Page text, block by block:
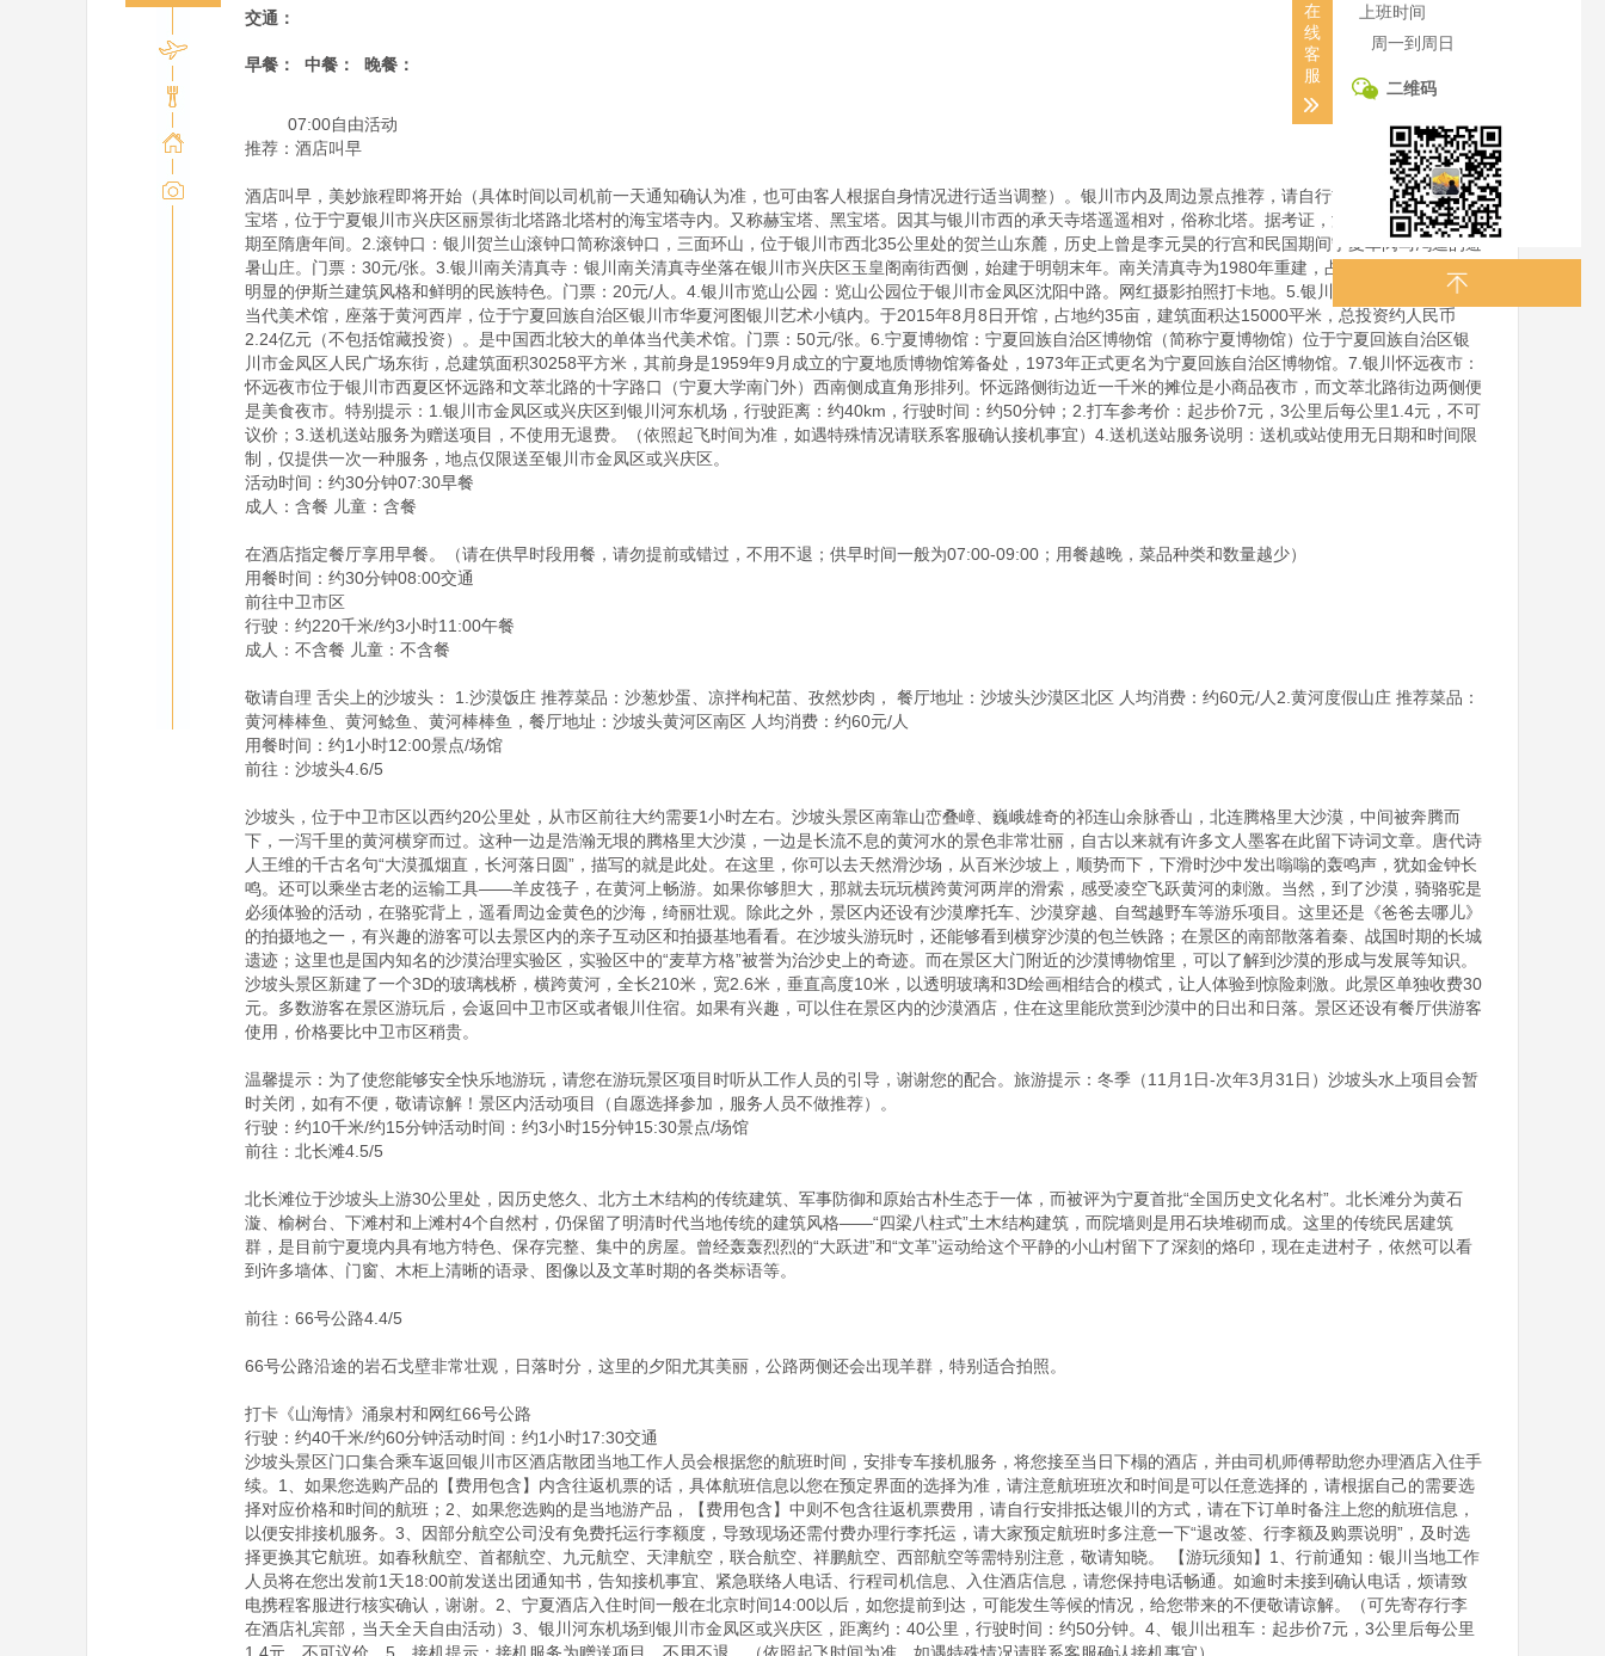
交通：
早餐： 中餐： 晚餐：
推荐：酒店叫早
酒店叫早，美妙旅程即将开始（具体时间以司机前一天通知确认为准，也可由客人根据自身情况进行适当调整）。银川市内及周边景点推荐，请自行前往：1.海宝塔：海
宝塔，位于宁夏银川市兴庆区丽景街北塔路北塔村的海宝塔寺内。又称赫宝塔、黑宝塔。因其与银川市西的承天寺塔遥遥相对，俗称北塔。据考证，海宝塔始建于北朝晚
期至隋唐年间。2.滚钟口：银川贺兰山滚钟口简称滚钟口，三面环山，位于银川市西北35公里处的贺兰山东麓，历史上曾是李元昊的行宫和民国期间宁夏军阀马鸿逵的避
暑山庄。门票：30元/张。3.银川南关清真寺：银川南关清真寺坐落在银川市兴庆区玉皇阁南街西侧，始建于明朝末年。南关清真寺为1980年重建，占2074平方米，具有
明显的伊斯兰建筑风格和鲜明的民族特色。门票：20元/人。4.银川市览山公园：览山公园位于银川市金凤区沈阳中路。网红摄影拍照打卡地。5.银川当代艺术馆：银川
当代美术馆，座落于黄河西岸，位于宁夏回族自治区银川市华夏河图银川艺术小镇内。于2015年8月8日开馆，占地约35亩，建筑面积达15000平米，总投资约人民币
2.24亿元（不包括馆藏投资）。是中国西北较大的单体当代美术馆。门票：50元/张。6.宁夏博物馆：宁夏回族自治区博物馆（简称宁夏博物馆）位于宁夏回族自治区银
川市金凤区人民广场东街，总建筑面积30258平方米，其前身是1959年9月成立的宁夏地质博物馆筹备处，1973年正式更名为宁夏回族自治区博物馆。7.银川怀远夜市：
怀远夜市位于银川市西夏区怀远路和文萃北路的十字路口（宁夏大学南门外）西南侧成直角形排列。怀远路侧街边近一千米的摊位是小商品夜市，而文萃北路街边两侧便
是美食夜市。特别提示：1.银川市金凤区或兴庆区到银川河东机场，行驶距离：约40km，行驶时间：约50分钟；2.打车参考价：起步价7元，3公里后每公里1.4元，不可
议价；3.送机送站服务为赠送项目，不使用无退费。（依照起飞时间为准，如遇特殊情况请联系客服确认接机事宜）4.送机送站服务说明：送机或站使用无日期和时间限
制，仅提供一次一种服务，地点仅限送至银川市金凤区或兴庆区。
活动时间：约30分钟07:30早餐
成人：含餐 儿童：含餐
在酒店指定餐厅享用早餐。（请在供早时段用餐，请勿提前或错过，不用不退；供早时间一般为07:00-09:00；用餐越晚，菜品种类和数量越少）
用餐时间：约30分钟08:00交通
前往中卫市区
行驶：约220千米/约3小时11:00午餐
成人：不含餐 儿童：不含餐
敬请自理 舌尖上的沙坡头： 1.沙漠饭庄 推荐菜品：沙葱炒蛋、凉拌枸杞苗、孜然炒肉， 餐厅地址：沙坡头沙漠区北区 人均消费：约60元/人2.黄河度假山庄 推荐菜品：
黄河棒棒鱼、黄河鲶鱼、黄河棒棒鱼，餐厅地址：沙坡头黄河区南区 人均消费：约60元/人
用餐时间：约1小时12:00景点/场馆
前往：沙坡头4.6/5
沙坡头，位于中卫市区以西约20公里处，从市区前往大约需要1小时左右。沙坡头景区南靠山峦叠嶂、巍峨雄奇的祁连山余脉香山，北连腾格里大沙漠，中间被奔腾而
下，一泻千里的黄河横穿而过。这种一边是浩瀚无垠的腾格里大沙漠，一边是长流不息的黄河水的景色非常壮丽，自古以来就有许多文人墨客在此留下诗词文章。唐代诗
人王维的千古名句“大漠孤烟直，长河落日圆”，描写的就是此处。在这里，你可以去天然滑沙场，从百米沙坡上，顺势而下，下滑时沙中发出嗡嗡的轰鸣声，犹如金钟长
鸣。还可以乘坐古老的运输工具——羊皮筏子，在黄河上畅游。如果你够胆大，那就去玩玩横跨黄河两岸的滑索，感受凌空飞跃黄河的刺激。当然，到了沙漠，骑骆驼是
必须体验的活动，在骆驼背上，遥看周边金黄色的沙海，绮丽壮观。除此之外，景区内还设有沙漠摩托车、沙漠穿越、自驾越野车等游乐项目。这里还是《爸爸去哪儿》
的拍摄地之一，有兴趣的游客可以去景区内的亲子互动区和拍摄基地看看。在沙坡头游玩时，还能够看到横穿沙漠的包兰铁路；在景区的南部散落着秦、战国时期的长城
遗迹；这里也是国内知名的沙漠治理实验区，实验区中的“麦草方格”被誉为治沙史上的奇迹。而在景区大门附近的沙漠博物馆里，可以了解到沙漠的形成与发展等知识。
沙坡头景区新建了一个3D的玻璃栈桥，横跨黄河，全长210米，宽2.6米，垂直高度10米，以透明玻璃和3D绘画相结合的模式，让人体验到惊险刺激。此景区单独收费30
元。多数游客在景区游玩后，会返回中卫市区或者银川住宿。如果有兴趣，可以住在景区内的沙漠酒店，住在这里能欣赏到沙漠中的日出和日落。景区还设有餐厅供游客
使用，价格要比中卫市区稍贵。
温馨提示：为了使您能够安全快乐地游玩，请您在游玩景区项目时听从工作人员的引导，谢谢您的配合。旅游提示：冬季（11月1日-次年3月31日）沙坡头水上项目会暂
时关闭，如有不便，敬请谅解！景区内活动项目（自愿选择参加，服务人员不做推荐）。
行驶：约10千米/约15分钟活动时间：约3小时15分钟15:30景点/场馆
前往：北长滩4.5/5
北长滩位于沙坡头上游30公里处，因历史悠久、北方土木结构的传统建筑、军事防御和原始古朴生态于一体，而被评为宁夏首批“全国历史文化名村”。北长滩分为黄石
漩、榆树台、下滩村和上滩村4个自然村，仍保留了明清时代当地传统的建筑风格——“四梁八柱式”土木结构建筑，而院墙则是用石块堆砌而成。这里的传统民居建筑
群，是目前宁夏境内具有地方特色、保存完整、集中的房屋。曾经轰轰烈烈的“大跃进”和“文革”运动给这个平静的小山村留下了深刻的烙印，现在走进村子，依然可以看
到许多墙体、门窗、木柜上清晰的语录、图像以及文革时期的各类标语等。
前往：66号公路4.4/5
66号公路沿途的岩石戈壁非常壮观，日落时分，这里的夕阳尤其美丽，公路两侧还会出现羊群，特别适合拍照。
打卡《山海情》涌泉村和网红66号公路
行驶：约40千米/约60分钟活动时间：约1小时17:30交通
沙坡头景区门口集合乘车返回银川市区酒店散团当地工作人员会根据您的航班时间，安排专车接机服务，将您接至当日下榻的酒店，并由司机师傅帮助您办理酒店入住手
续。1、如果您选购产品的【费用包含】内含往返机票的话，具体航班信息以您在预定界面的选择为准，请注意航班班次和时间是可以任意选择的，请根据自己的需要选
择对应价格和时间的航班；2、如果您选购的是当地游产品，【费用包含】中则不包含往返机票费用，请自行安排抵达银川的方式，请在下订单时备注上您的航班信息，
以便安排接机服务。3、因部分航空公司没有免费托运行李额度，导致现场还需付费办理行李托运，请大家预定航班时多注意一下“退改签、行李额及购票说明”，及时选
择更换其它航班。如春秋航空、首都航空、九元航空、天津航空，联合航空、祥鹏航空、西部航空等需特别注意，敬请知晓。 【游玩须知】1、行前通知：银川当地工作
人员将在您出发前1天18:00前发送出团通知书，告知接机事宜、紧急联络人电话、行程司机信息、入住酒店信息，请您保持电话畅通。如逾时未接到确认电话，烦请致
电携程客服进行核实确认，谢谢。2、宁夏酒店入住时间一般在北京时间14:00以后，如您提前到达，可能发生等候的情况，给您带来的不便敬请谅解。（可先寄存行李
在酒店礼宾部，当天全天自由活动）3、银川河东机场到银川市金凤区或兴庆区，距离约：40公里，行驶时间：约50分钟。4、银川出租车：起步价7元，3公里后每公里
上班时间
周一到周日
二维码
在
线
客
服